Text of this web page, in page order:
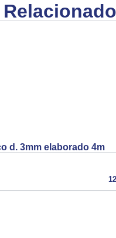
d. 3mm elaborado 4m